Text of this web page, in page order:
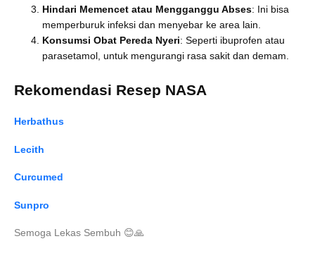
Hindari Memencet atau Mengganggu Abses: Ini bisa
memperburuk infeksi dan menyebar ke area lain.
Konsumsi Obat Pereda Nyeri: Seperti ibuprofen atau
parasetamol, untuk mengurangi rasa sakit dan demam.
Rekomendasi Resep NASA
Herbathus
Lecith
Curcumed
Sunpro
Semoga Lekas Sembuh 😊🙏